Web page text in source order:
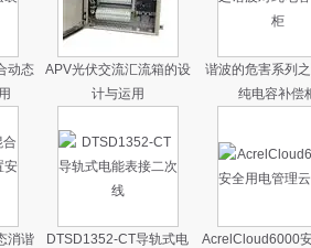
动态
APV光伏交流汇流箱的设
计与运用
谐波的危害系列
纯电容补偿
消谐
DTSD1352-CT导轨式电
AcrelCloud6000